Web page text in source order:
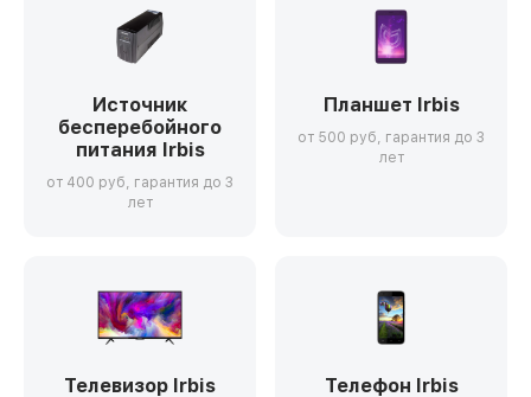
Источник
бесперебойного
питания Irbis
от 400 руб, гарантия до 3
лет
Планшет Irbis
от 500 руб, гарантия до 3
лет
Телевизор Irbis Телефон Irbis